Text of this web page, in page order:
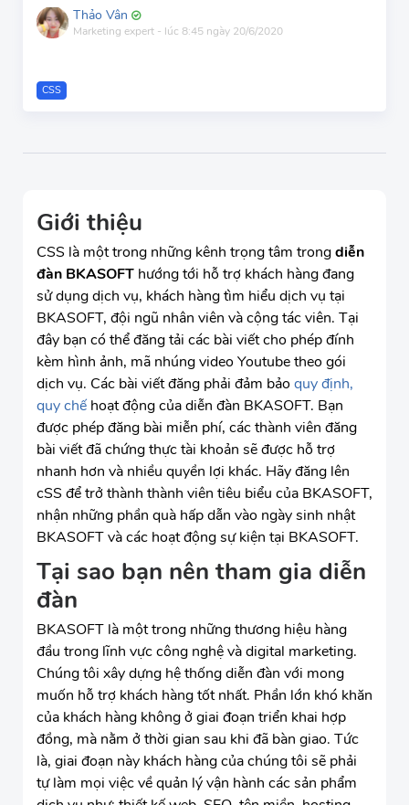
Thảo Vân
Marketing expert - lúc 8:45 ngày 20/6/2020
CSS
Giới thiệu
CSS là một trong những kênh trọng tâm trongdiễn
đàn BKASOFT hướng tới hỗ trợ khách hàng đang
sử dụng dịch vụ, khách hàng tìm hiểu dịch vụ tại
BKASOFT, đội ngũ nhân viên và cộng tác viên. Tại
đây bạn có thể đăng tải các bài viết cho phép đính
kèm hình ảnh, mã nhúng video Youtube theo gói
dịch vụ. Các bài viết đăng phải đảm bảo quy định,
quy chế hoạt động của diễn đàn BKASOFT. Bạn
được phép đăng bài miễn phí, các thành viên đăng
bài viết đã chứng thực tài khoản sẽ được hỗ trợ
nhanh hơn và nhiều quyền lợi khác. Hãy đăng lên
cSS để trở thành thành viên tiêu biểu của BKASOFT,
nhận những phần quà hấp dẫn vào ngày sinh nhật
BKASOFT và các hoạt động sự kiện tại BKASOFT.
Tại sao bạn nên tham gia diễn
đàn
BKASOFT là một trong những thương hiệu hàng
đầu trong lĩnh vực công nghệ và digital marketing.
Chúng tôi xây dựng hệ thống diễn đàn với mong
muốn hỗ trợ khách hàng tốt nhất. Phần lớn khó khăn
của khách hàng không ở giai đoạn triển khai hợp
đồng, mà nằm ở thời gian sau khi đã bàn giao. Tức
là, giai đoạn này khách hàng của chúng tôi sẽ phải
tự làm mọi việc về quản lý vận hành các sản phẩm